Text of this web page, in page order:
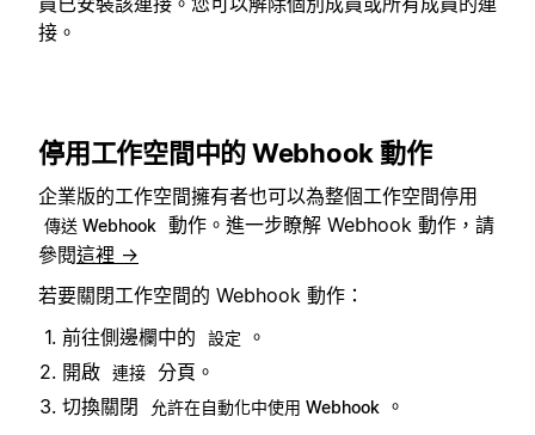
接。
停用工作空間中的 Webhook 動作
企業版的工作空間擁有者也可以為整個工作空間停用
傳送 Webhook 動作。進一步瞭解 Webhook 動作，請
參閱這裡 →
若要關閉工作空間的 Webhook 動作：
前往側邊欄中的
設定
。
開啟 連接 分頁。
切換關閉
允許在自動化中使用 Webhook 。